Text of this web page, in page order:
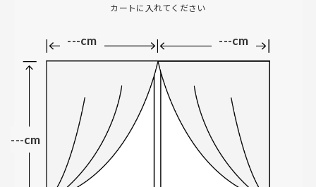
カートに入れてください
---cm ---cm
---cm